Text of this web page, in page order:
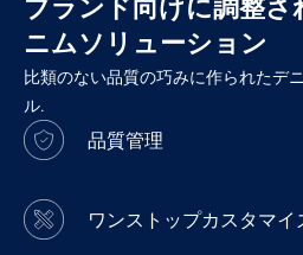
ブランド向けに調整
ニムソリューション
比類のない品質の巧みに作られたデ
ル.
品質管理
ワンストップカスタマイ